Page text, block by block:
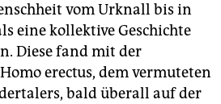
vom Urknall bis in
eine kollektive Geschichte
Diese fand mit der
erectus, dem vermuteten
bald überall auf der